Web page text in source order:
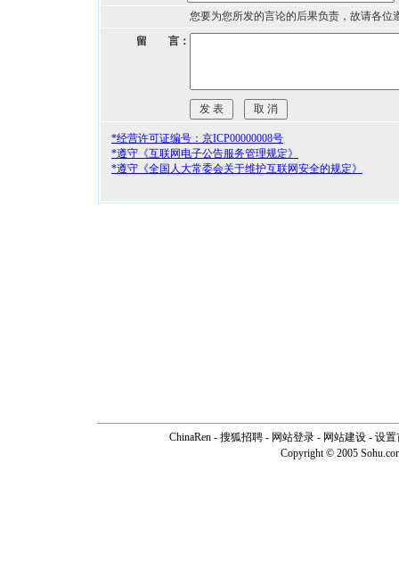
您要为您所发的言论的后果负责，故请各位
留 言：
*经营许可证编号：京ICP00000008号
*遵守《互联网电子公告服务管理规定》
*遵守《全国人大常委会关于维护互联网安全的规定》
ChinaRen - 搜狐招聘 - 网站登录 - 网站建设 - 设置
Copyright © 2005